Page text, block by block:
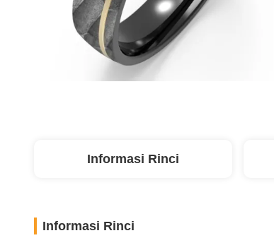
Informasi Rinci
Informasi Rinci